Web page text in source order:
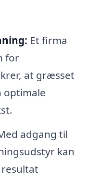
Et firma
for
at græsset
optimale
adgang til
kan